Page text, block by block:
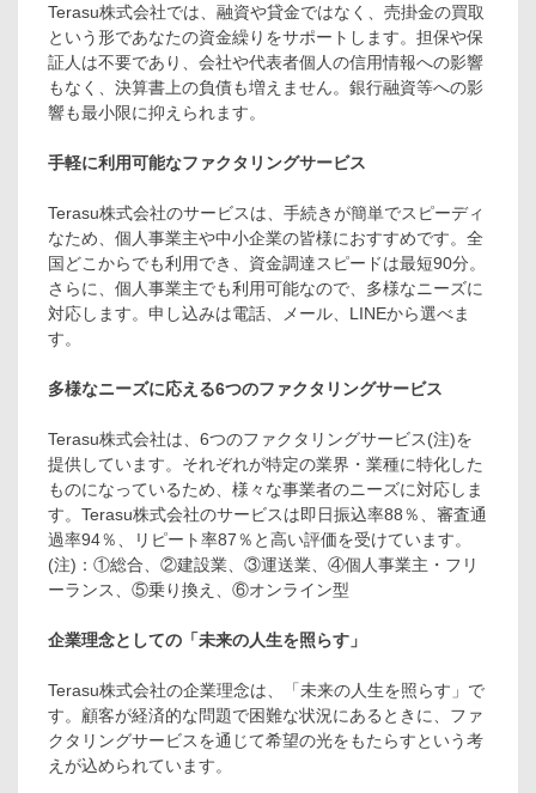
Terasu株式会社では、融資や貸金ではなく、売掛金の買取
という形であなたの資金繰りをサポートします。担保や保
証人は不要であり、会社や代表者個人の信用情報への影響
もなく、決算書上の負債も増えません。銀行融資等への影
響も最小限に抑えられます。
手軽に利用可能なファクタリングサービス
Terasu株式会社のサービスは、手続きが簡単でスピーディ
なため、個人事業主や中小企業の皆様におすすめです。全
国どこからでも利用でき、資金調達スピードは最短90分。
さらに、個人事業主でも利用可能なので、多様なニーズに
対応します。申し込みは電話、メール、LINEから選べま
す。
多様なニーズに応える6つのファクタリングサービス
Terasu株式会社は、6つのファクタリングサービス(注)を
提供しています。それぞれが特定の業界・業種に特化した
ものになっているため、様々な事業者のニーズに対応しま
す。Terasu株式会社のサービスは即日振込率88％、審査通
過率94％、リピート率87％と高い評価を受けています。
(注)：①総合、②建設業、③運送業、④個人事業主・フリ
ーランス、⑤乗り換え、⑥オンライン型
企業理念としての「未来の人生を照らす」
Terasu株式会社の企業理念は、「未来の人生を照らす」で
す。顧客が経済的な問題で困難な状況にあるときに、ファ
クタリングサービスを通じて希望の光をもたらすという考
えが込められています。